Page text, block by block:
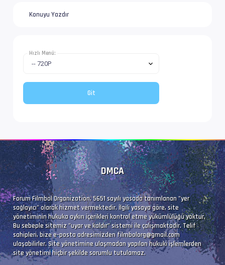
İz Adı            : Orijinal |
Altyazı #4        : UTF-8
İz Adı            : Türkçe (Forced)
Altyazı #5        : UTF-8
İz Adı            : Tam (Türkçe)
Dil               : tr
Konuyu Yazdır
Hızlı Menü:
DMCA
Forum Filmbol Organization, 5651 sayılı yasada tanımlanan "yer
sağlayıcı" olarak hizmet vermektedir. İlgili yasaya göre, site
yönetiminin hukuka aykırı içerikleri kontrol etme yükümlülüğü yoktur.
Bu sebeple sitemiz "uyar ve kaldır" sistemi ile çalışmaktadır. Telif
sahipleri, bize e-posta adresimizdenfilmbolorg@gmail.com
ulaşabilirler. Site yönetimine ulaşmadan yapılan hukuki işlemlerden
site yönetimi hiçbir şekilde sorumlu tutulamaz.